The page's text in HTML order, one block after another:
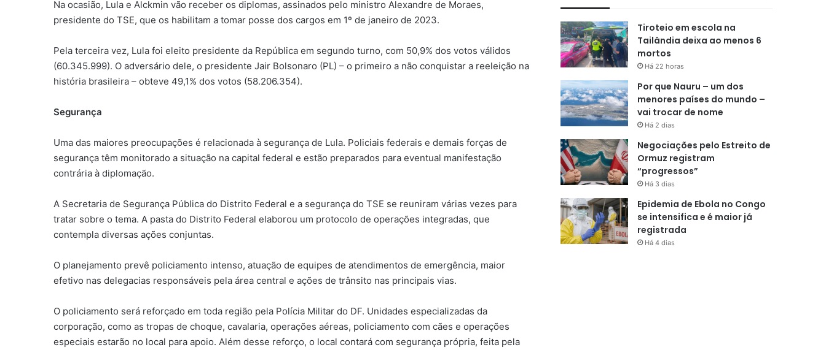
Na ocasião, Lula e Alckmin vão receber os diplomas, assinados pelo ministro Alexandre de Moraes,
presidente do TSE, que os habilitam a tomar posse dos cargos em 1º de janeiro de 2023.
Pela terceira vez, Lula foi eleito presidente da República em segundo turno, com 50,9% dos votos válidos
(60.345.999). O adversário dele, o presidente Jair Bolsonaro (PL) – o primeiro a não conquistar a reeleição na
história brasileira – obteve 49,1% dos votos (58.206.354).
Segurança
Uma das maiores preocupações é relacionada à segurança de Lula. Policiais federais e demais forças de
segurança têm monitorado a situação na capital federal e estão preparados para eventual manifestação
contrária à diplomação.
A Secretaria de Segurança Pública do Distrito Federal e a segurança do TSE se reuniram várias vezes para
tratar sobre o tema. A pasta do Distrito Federal elaborou um protocolo de operações integradas, que
contempla diversas ações conjuntas.
O planejamento prevê policiamento intenso, atuação de equipes de atendimentos de emergência, maior
efetivo nas delegacias responsáveis pela área central e ações de trânsito nas principais vias.
O policiamento será reforçado em toda região pela Polícia Militar do DF. Unidades especializadas da
corporação, como as tropas de choque, cavalaria, operações aéreas, policiamento com cães e operações
especiais estarão no local para apoio. Além desse reforço, o local contará com segurança própria, feita pela
Tiroteio em escola na
Tailândia deixa ao menos 6
mortos
Há 22 horas
Por que Nauru – um dos
menores países do mundo –
vai trocar de nome
Há 2 dias
Negociações pelo Estreito de
Ormuz registram
“progressos”
Há 3 dias
Epidemia de Ebola no Congo
se intensifica e é maior já
registrada
Há 4 dias